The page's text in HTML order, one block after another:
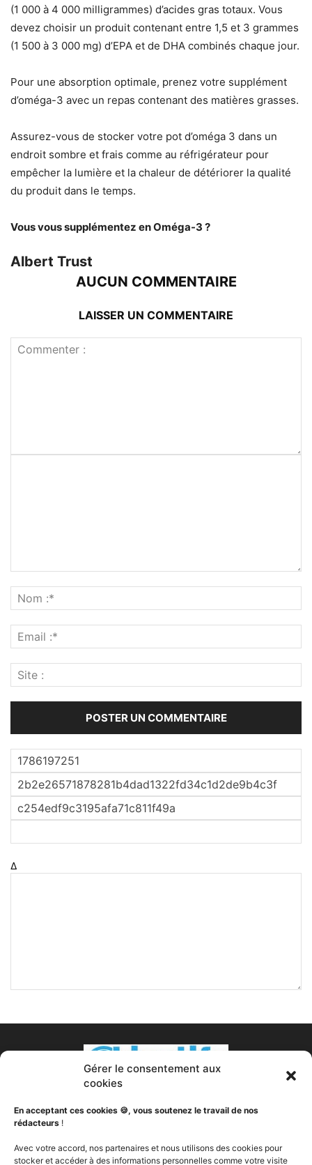
(1 000 à 4 000 milligrammes) d’acides gras totaux. Vous
devez choisir un produit contenant entre 1,5 et 3 grammes
(1 500 à 3 000 mg) d’EPA et de DHA combinés chaque jour.
Pour une absorption optimale, prenez votre supplément
d’oméga-3 avec un repas contenant des matières grasses.
Assurez-vous de stocker votre pot d’oméga 3 dans un
endroit sombre et frais comme au réfrigérateur pour
empêcher la lumière et la chaleur de détériorer la qualité
du produit dans le temps.
Vous vous supplémentez en Oméga-3 ?
Albert Trust
AUCUN COMMENTAIRE
LAISSER UN COMMENTAIRE
Δ
À PROPOS DE NOUS
Gérer le consentement aux
cookies
En acceptant ces cookies 🍪, vous soutenez le travail de nos
rédacteurs !
Avec votre accord, nos partenaires et nous utilisons des cookies pour
stocker et accéder à des informations personnelles comme votre visite